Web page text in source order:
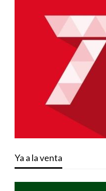
Ya a la venta